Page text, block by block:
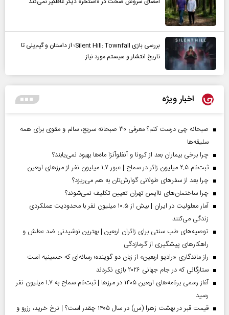
بررسی بازی Silent Hill: Townfall؛ از داستان و گیم‌پلی تا
تاریخ انتشار و سیستم مورد نیاز
اخبار ویژه
صبحانه چی درست کنم؟ معرفی ۳۰ صبحانه سریع، سالم و مقوی برای همه
سلیقه‌ها
چرا برخی بیماران بعد از کرونا و آنفلوآنزا ماه‌ها بهبود نمی‌یابند؟
ثبت‌نام ۲.۵ میلیون زائر در سماح | عبور ۱.۷ میلیون نفر از مرز‌های اربعین
چرا بعد از سفرهای طولانی گوارش‌تان به هم می‌ریزد؟
چرا ساختمان‌های ناایمن تهران تعیین تکلیف نمی‌شوند؟
آمار معلولیت در ایران | بیش از ۱۰.۵ میلیون نفر با محدودیت عملکردی
زندگی می‌کنند
توصیه‌های طب سنتی برای زائران اربعین | بهترین نوشیدنی ضد عطش و
راهکارهای پیشگیری از گرمازدگی
راز ماندگاری «رادیو اربعین» از زبان دو گوینده؛ رسانه‌ای که حسینیه است
ستارگانی که در جام جهانی ۲۰۲۶ بازی نکردند
آغاز رسمی برنامه‌های اربعین ۱۴۰۵ در مرز‌ها | ثبت‌نام سماح به ۱.۷ میلیون نفر
رسید
قیمت قبر در بهشت زهرا (س) در سال ۱۴۰۵ چقدر است؟ | نرخ خرید، رزرو و